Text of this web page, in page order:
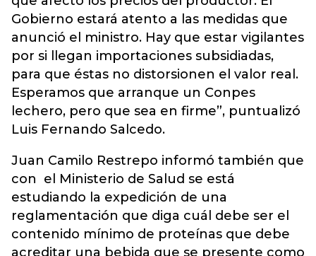
Gobierno estará atento a las medidas que
anunció el ministro. Hay que estar vigilantes
por si llegan importaciones subsidiadas,
para que éstas no distorsionen el valor real.
Esperamos que arranque un Conpes
lechero, pero que sea en firme”, puntualizó
Luis Fernando Salcedo.
Juan Camilo Restrepo informó también que
con el Ministerio de Salud se está
estudiando la expedición de una
reglamentación que diga cuál debe ser el
contenido mínimo de proteínas que debe
acreditar una bebida que se presente como